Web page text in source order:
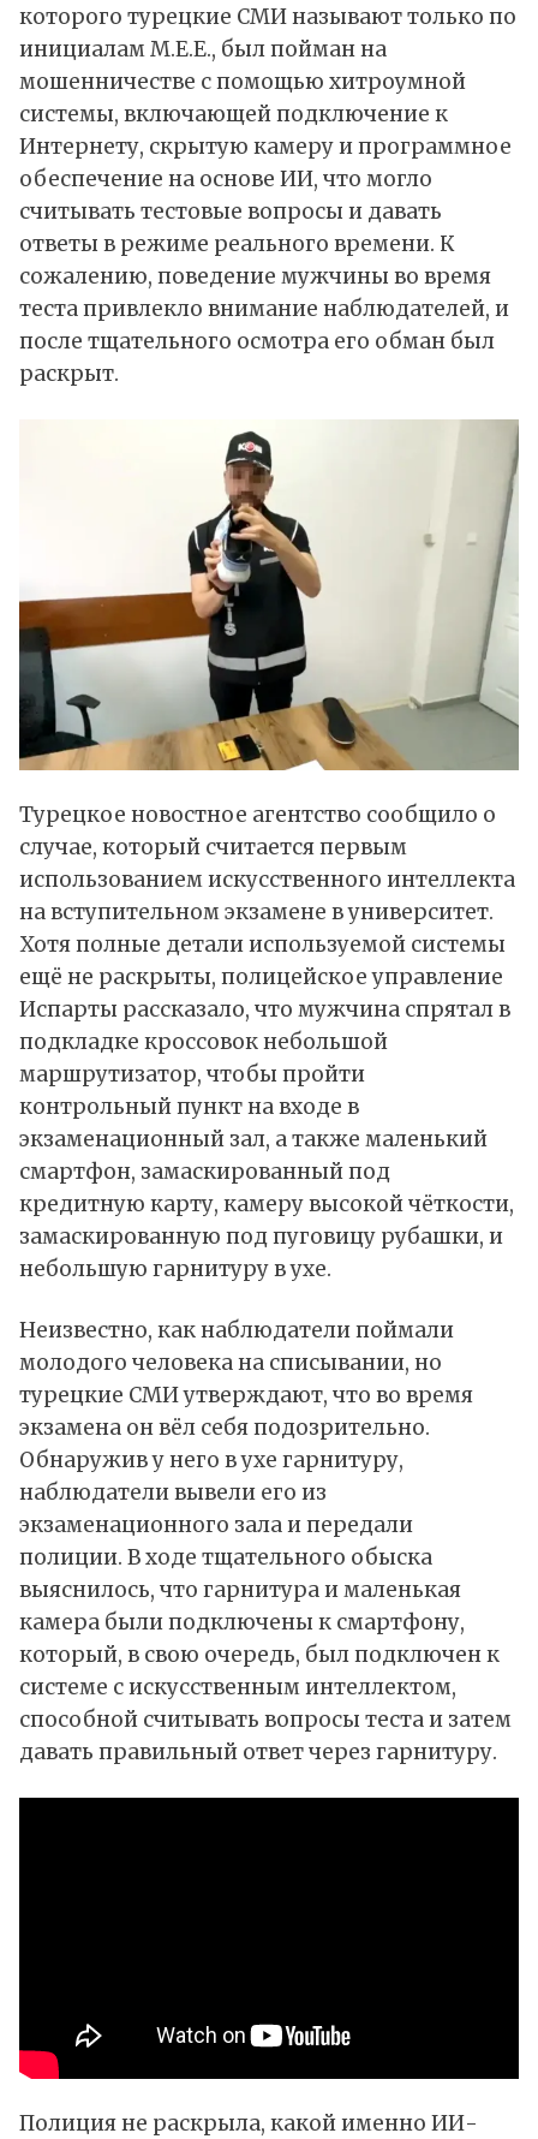
которого турецкие СМИ называют только по
инициалам M.E.E., был пойман на
мошенничестве с помощью хитроумной
системы, включающей подключение к
Интернету, скрытую камеру и программное
обеспечение на основе ИИ, что могло
считывать тестовые вопросы и давать
ответы в режиме реального времени. К
сожалению, поведение мужчины во время
теста привлекло внимание наблюдателей, и
после тщательного осмотра его обман был
раскрыт.
Турецкое новостное агентство сообщило о
случае, который считается первым
использованием искусственного интеллекта
на вступительном экзамене в университет.
Хотя полные детали используемой системы
ещё не раскрыты, полицейское управление
Испарты рассказало, что мужчина спрятал в
подкладке кроссовок небольшой
маршрутизатор, чтобы пройти
контрольный пункт на входе в
экзаменационный зал, а также маленький
смартфон, замаскированный под
кредитную карту, камеру высокой чёткости,
замаскированную под пуговицу рубашки, и
небольшую гарнитуру в ухе.
Неизвестно, как наблюдатели поймали
молодого человека на списывании, но
турецкие СМИ утверждают, что во время
экзамена он вёл себя подозрительно.
Обнаружив у него в ухе гарнитуру,
наблюдатели вывели его из
экзаменационного зала и передали
полиции. В ходе тщательного обыска
выяснилось, что гарнитура и маленькая
камера были подключены к смартфону,
который, в свою очередь, был подключен к
системе с искусственным интеллектом,
способной считывать вопросы теста и затем
давать правильный ответ через гарнитуру.
Полиция не раскрыла, какой именно ИИ-